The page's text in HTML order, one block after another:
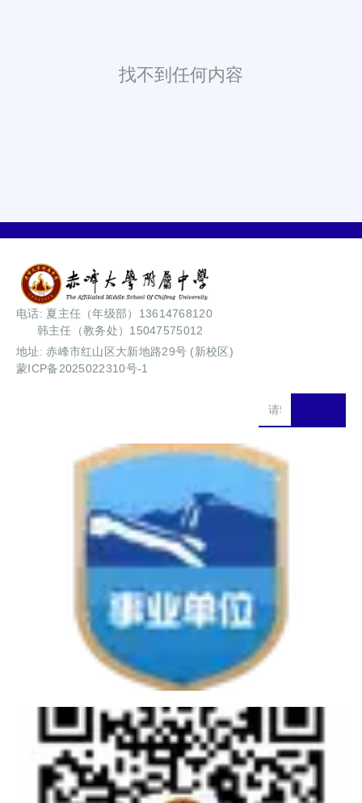
找不到任何内容
电话: 夏主任（年级部）13614768120
韩主任（教务处）15047575012
地址: 赤峰市红山区大新地路29号 (新校区)
蒙ICP备2025022310号-1